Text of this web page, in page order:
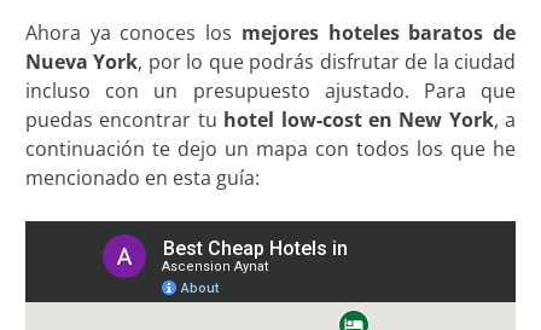
Ahora ya conoces los mejores hoteles baratos de
Nueva York, por lo que podrás disfrutar de la ciudad
incluso con un presupuesto ajustado. Para que
puedas encontrar tu hotel low-cost en New York, a
continuación te dejo un mapa con todos los que he
mencionado en esta guía: